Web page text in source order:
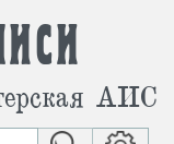
АИС